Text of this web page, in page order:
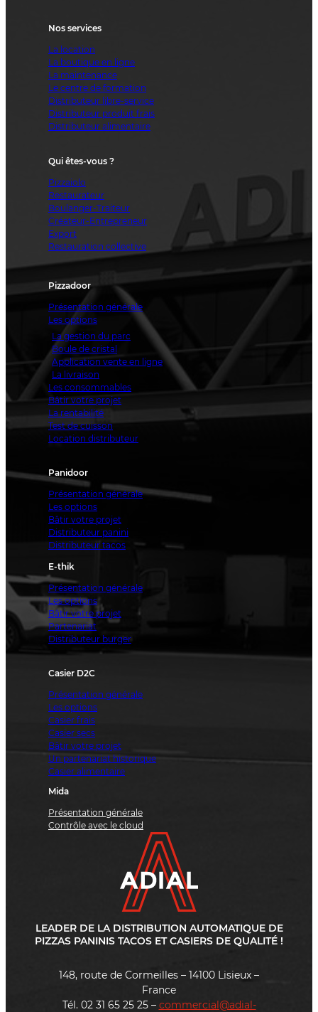
Nos services
La location
La boutique en ligne
La maintenance
Le centre de formation
Distributeur libre-service
Distributeur produit frais
Distributeur alimentaire
Qui êtes-vous ?
Pizzaiolo
Restaurateur
Boulanger-Traiteur
Créateur-Entrepreneur
Export
Restauration collective
Pizzadoor
Présentation générale
Les options
La gestion du parc
Boule de cristal
Application vente en ligne
La livraison
Les consommables
Bâtir votre projet
La rentabilité
Test de cuisson
Location distributeur
Panidoor
Présentation générale
Les options
Bâtir votre projet
Distributeur panini
Distributeur tacos
E-thik
Présentation générale
Les options
Bâtir votre projet
Partenariat
Distributeur burger
Casier D2C
Présentation générale
Les options
Casier frais
Casier secs
Bâtir votre projet
Un partenariat historique
Casier alimentaire
Mida
Présentation générale
Contrôle avec le cloud
LEADER DE LA DISTRIBUTION AUTOMATIQUE DE
PIZZAS PANINIS TACOS ET CASIERS DE QUALITÉ !
148, route de Cormeilles – 14100 Lisieux –
France
Tél. 02 31 65 25 25 – commercial@adial-